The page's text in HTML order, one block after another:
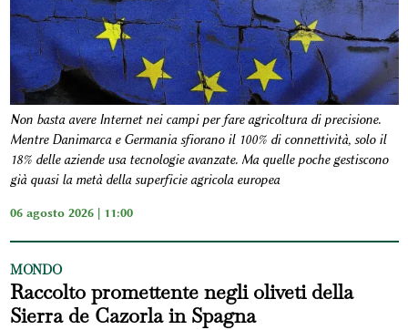
Non basta avere Internet nei campi per fare agricoltura di precisione.
Mentre Danimarca e Germania sfiorano il 100% di connettività, solo il
18% delle aziende usa tecnologie avanzate. Ma quelle poche gestiscono
già quasi la metà della superficie agricola europea
06 agosto 2026 | 11:00
MONDO
Raccolto promettente negli oliveti della
Sierra de Cazorla in Spagna